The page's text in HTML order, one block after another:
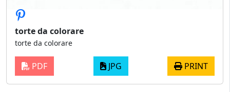
torte da colorare
torte da colorare
PDF JPG PRINT